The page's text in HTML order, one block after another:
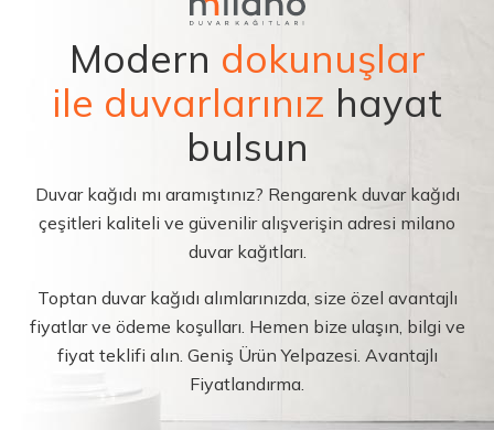
Modern dokunuşlar
ile duvarlarınız hayat
bulsun
Duvar kağıdı mı aramıştınız? Rengarenk duvar kağıdı
çeşitleri kaliteli ve güvenilir alışverişin adresi milano
duvar kağıtları.
Toptan duvar kağıdı alımlarınızda, size özel avantajlı
fiyatlar ve ödeme koşulları. Hemen bize ulaşın, bilgi ve
fiyat teklifi alın. Geniş Ürün Yelpazesi. Avantajlı
Fiyatlandırma.